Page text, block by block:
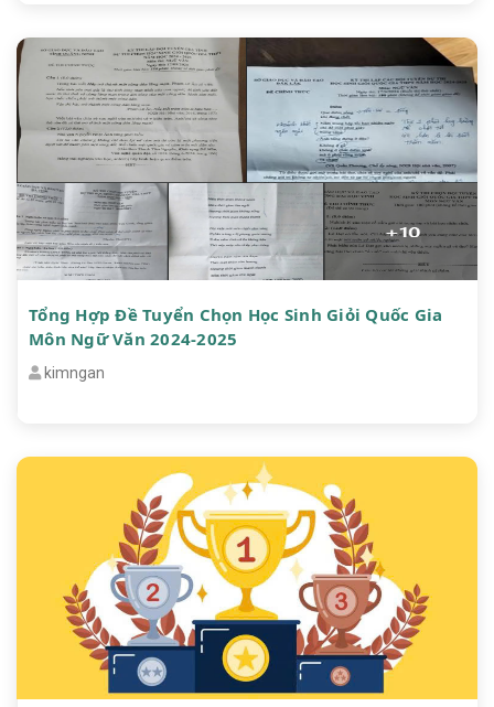
Tổng Hợp Đề Tuyển Chọn Học Sinh Giỏi Quốc Gia
Môn Ngữ Văn 2024-2025
kimngan